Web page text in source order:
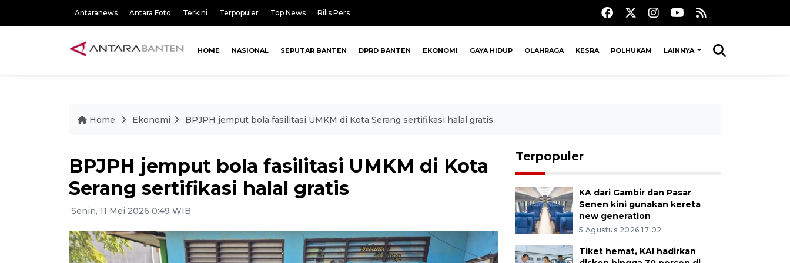
Antaranews Antara Foto Terkini Terpopuler Top News Rilis Pers
HOME NASIONAL SEPUTAR BANTEN DPRD BANTEN EKONOMI GAYA HIDUP OLAHRAGA KESRA POLHUKAM LAINNYA
Home Ekonomi BPJPH jemput bola fasilitasi UMKM di Kota Serang sertifikasi halal gratis
BPJPH jemput bola fasilitasi UMKM di Kota
Serang sertifikasi halal gratis
Senin, 11 Mei 2026 0:49 WIB
Terpopuler
KA dari Gambir dan Pasar
Senen kini gunakan kereta
new generation
5 Agustus 2026 17:02
Tiket hemat, KAI hadirkan